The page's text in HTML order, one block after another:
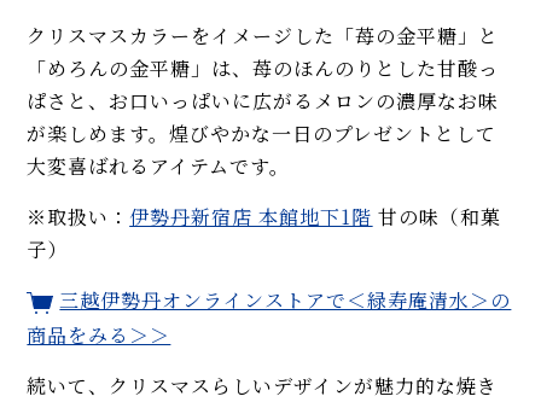
クリスマスカラーをイメージした「苺の金平糖」と
「めろんの金平糖」は、苺のほんのりとした甘酸っ
ぱさと、お口いっぱいに広がるメロンの濃厚なお味
が楽しめます。煌びやかな一日のプレゼントとして
大変喜ばれるアイテムです。
※取扱い： 伊勢丹新宿店 本館地下1階 甘の味（和菓
子）
三越伊勢丹オンラインストアで＜緑寿庵清水＞の
商品をみる＞＞
続いて、クリスマスらしいデザインが魅力的な焼き